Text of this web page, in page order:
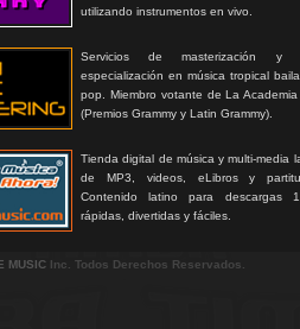
utilizando instrumentos en vivo.
Servicios de masterización y
especialización en música tropical
pop. Miembro votante de La
(Premios Grammy y Latin Grammy).
Tienda digital de música y multi-media
de MP3, videos, eLibros y
Contenido latino para descargas
rápidas, divertidas y fáciles.
MUSIC Inc. Todos Derechos Reservados.